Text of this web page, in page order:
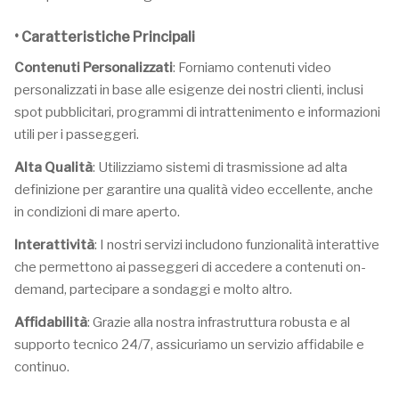
• Caratteristiche Principali
Contenuti Personalizzati: Forniamo contenuti video
personalizzati in base alle esigenze dei nostri clienti, inclusi
spot pubblicitari, programmi di intrattenimento e informazioni
utili per i passeggeri.
Alta Qualità: Utilizziamo sistemi di trasmissione ad alta
definizione per garantire una qualità video eccellente, anche
in condizioni di mare aperto.
Interattività: I nostri servizi includono funzionalità interattive
che permettono ai passeggeri di accedere a contenuti on-
demand, partecipare a sondaggi e molto altro.
Affidabilità: Grazie alla nostra infrastruttura robusta e al
supporto tecnico 24/7, assicuriamo un servizio affidabile e
continuo.